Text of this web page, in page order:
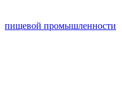
пищевой промышленности